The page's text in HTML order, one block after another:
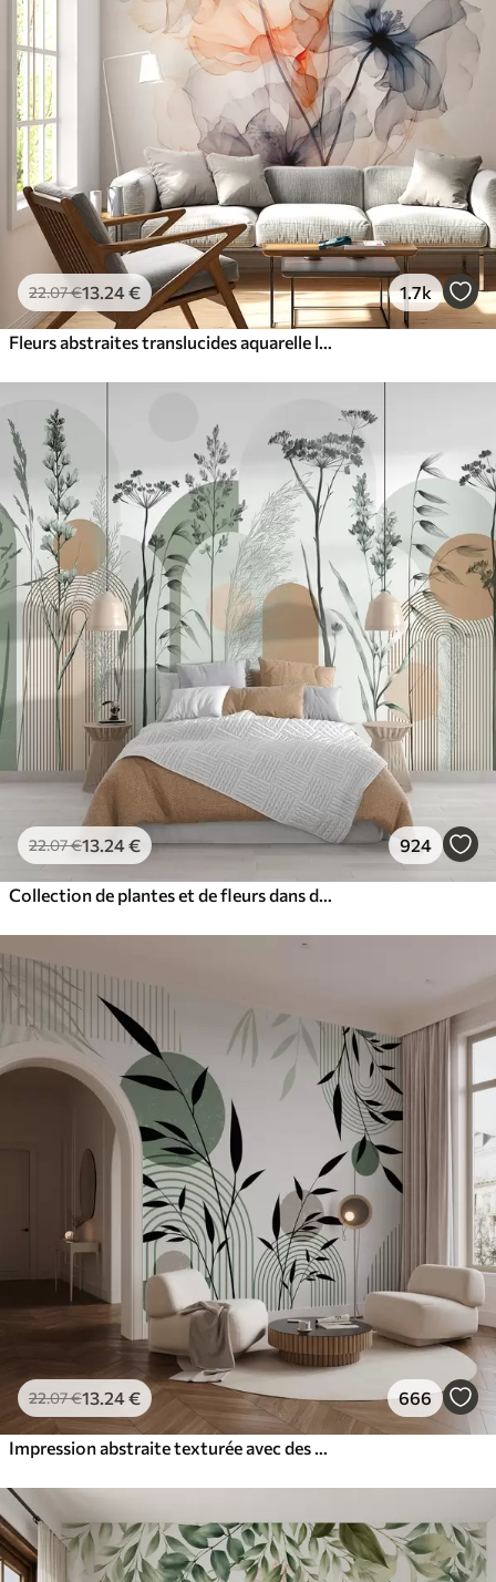
22.07€13 .24€ 1.7k
22.07€13 .24€ 924
22.07€13 .24€ 666